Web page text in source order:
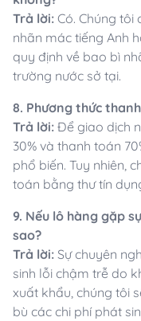
Trả lời: Có. Chúng tôi
nhãn mác tiếng Anh
quy định về bao bì
trường nước sở tại.
8. Phương thức
Trả lời: Để giao dịch
30% và thanh toán
phổ biến. Tuy nhiên,
toán bằng thư tín
9. Nếu lô hàng gặp
sao?
Trả lời: Sự chuyên
sinh lỗi chậm trễ do
xuất khẩu, chúng tôi
bù các chi phí phát